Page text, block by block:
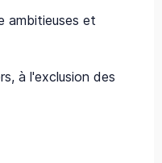
ambitieuses et
à l'exclusion des